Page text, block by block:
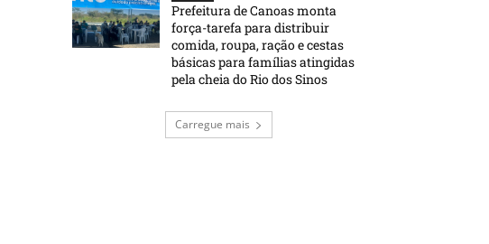
Prefeitura de Canoas monta
força-tarefa para distribuir
comida, roupa, ração e cestas
básicas para famílias atingidas
pela cheia do Rio dos Sinos
Carregue mais